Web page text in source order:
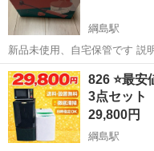
綱島駅
新品未使用、自宅保管です 説
け渡しは土日祝日に綱島にあ
します。
神奈川 横浜市 綱島駅
826 ⭐️最
3点セッ
29,800円
綱島駅